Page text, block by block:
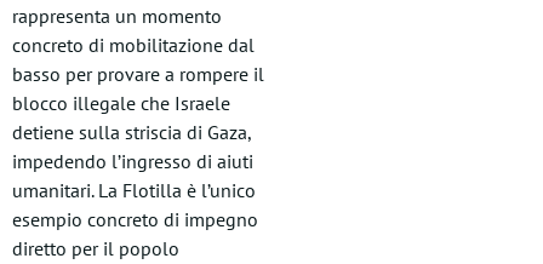
rappresenta un momento
concreto di mobilitazione dal
basso per provare a rompere il
blocco illegale che Israele
detiene sulla striscia di Gaza,
impedendo l’ingresso di aiuti
umanitari. La Flotilla è l’unico
esempio concreto di impegno
diretto per il popolo